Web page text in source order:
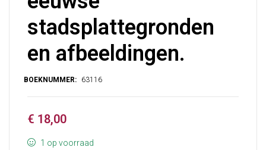
stadsplattegronden
en afbeeldingen.
€ 18,00
1 op voorraad